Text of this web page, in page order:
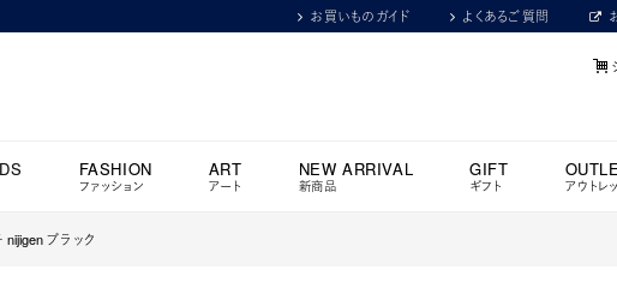
お買いものガイド よくあるご質問
FASHION
ファッション
ART
アート
NEW ARRIVAL
新商品
GIFT
ギフト アウトレ
ブラック